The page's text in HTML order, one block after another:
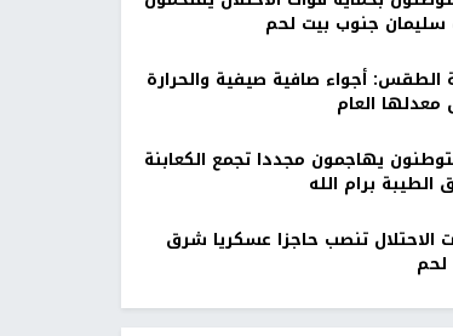
سليمان جنوب بيت لحم
الطقس: أجواء صافية صيفية والحرارة
معدلها العام
يهاجمون مجددا تجمع الكعابنة
برام الله
الاحتلال تنصب حاجزا عسكريا شرق
لحم